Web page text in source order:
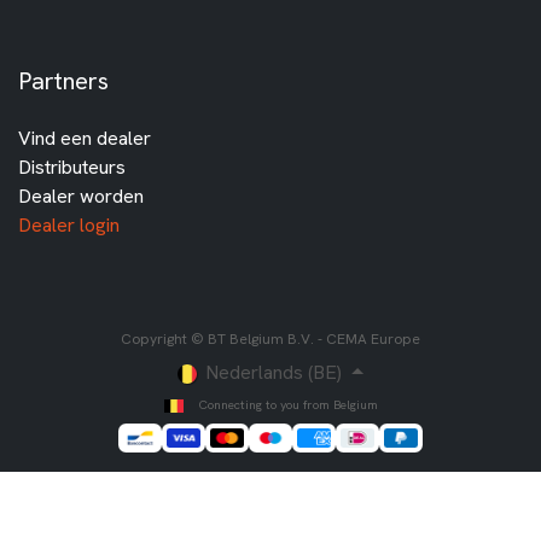
Partners
Vind een dealer
Distributeurs
Dealer worden
Dealer login
Copyright © BT Belgium B.V. - CEMA Europe
Nederlands (BE)
Connecting to you from Belgium